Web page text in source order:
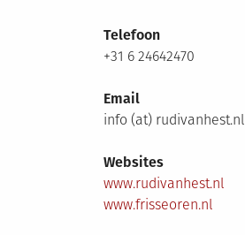
Telefoon
+31 6 24642470
Email
info (at) rudivanhest.nl
Websites
www.rudivanhest.nl
www.frisseoren.nl